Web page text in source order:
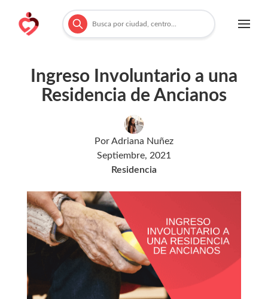
Ingreso Involuntario a una
Residencia de Ancianos
PorAdriana Nuñez
Septiembre, 2021
Residencia